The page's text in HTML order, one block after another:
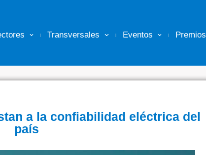
Transversales Eventos Premios
a la confiabilidad eléctrica del
país